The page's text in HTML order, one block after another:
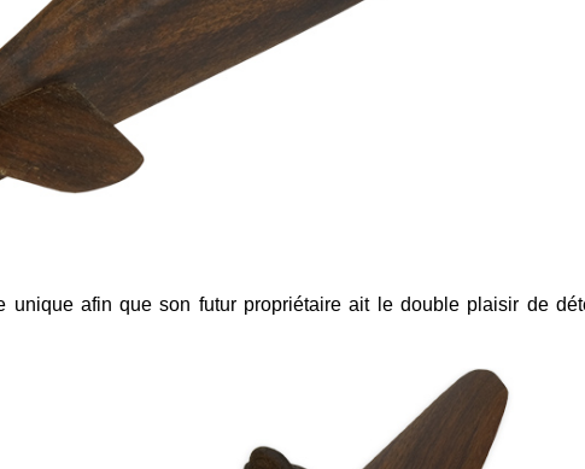
uniqueafin que son futur propriétaire ait le double plaisir de